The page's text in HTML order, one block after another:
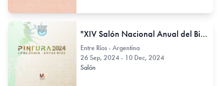
"XIV Salón Nacional Anual del Bicentenario. Pintura 2024"
Entre Ríos - Argentina
26 Sep, 2024 - 10 Dec, 2024
Salón